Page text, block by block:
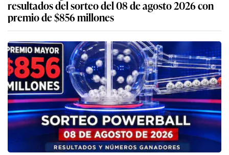
resultados del sorteo del 08 de agosto 2026 con
premio de $856 millones